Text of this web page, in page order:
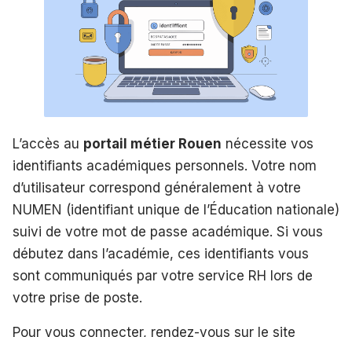
L’accès au portail métier Rouen nécessite vos
identifiants académiques personnels. Votre nom
d’utilisateur correspond généralement à votre
NUMEN (identifiant unique de l’Éducation nationale)
suivi de votre mot de passe académique. Si vous
débutez dans l’académie, ces identifiants vous
sont communiqués par votre service RH lors de
votre prise de poste.
Pour vous connecter, rendez-vous sur le site